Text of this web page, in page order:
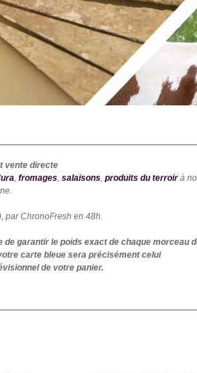
vente directe
, fromages, salaisons, produits du terroirà
par ChronoFresh en 48h.
garantir le poids exact de chaque morceau
carte bleue sera précisément celui
de votre panier.